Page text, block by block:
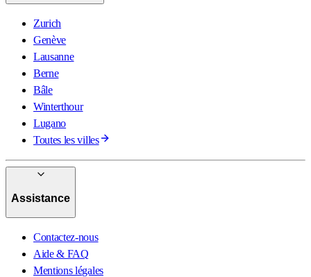
Zurich
Genève
Lausanne
Berne
Bâle
Winterthour
Lugano
Toutes les villes
Assistance
Contactez-nous
Aide & FAQ
Mentions légales